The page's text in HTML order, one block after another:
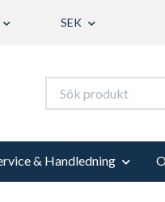
SEK
& Handledning